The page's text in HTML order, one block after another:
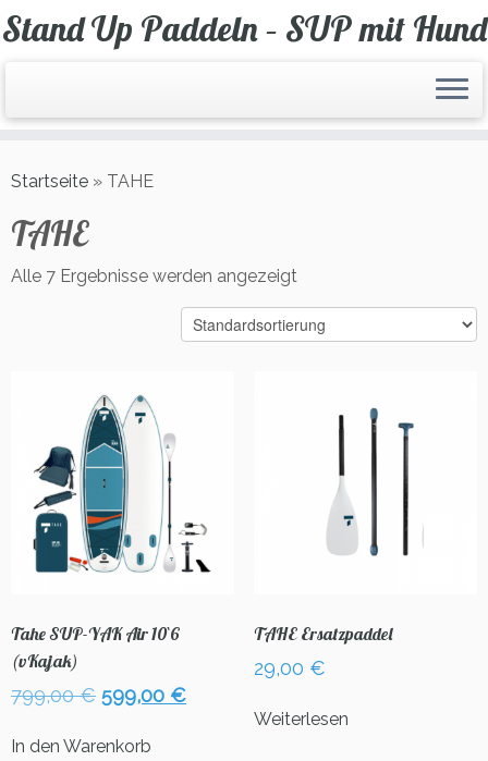
Zum
Inhalt
Stand Up Paddeln – SUP mit Hund
Startseite » TAHE
TAHE
Alle 7 Ergebnisse werden angezeigt
Tahe SUP-YAK Air 10`6
(vKajak)
799,00€ Ursprünglicher
war:
599,00 €Aktueller
In den Warenkorb
TAHE Ersatzpaddel
29,00 €
Weiterlesen